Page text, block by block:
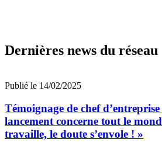
Dernières news du réseau
Publié le 14/02/2025
Témoignage de chef
lancement concerne tout le
travaille, le doute s’envole ! »